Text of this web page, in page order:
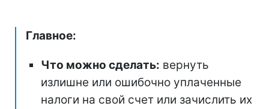
Главное:
Что можно сделать: вернуть
излишне или ошибочно уплаченные
налоги на свой счет или зачислить их